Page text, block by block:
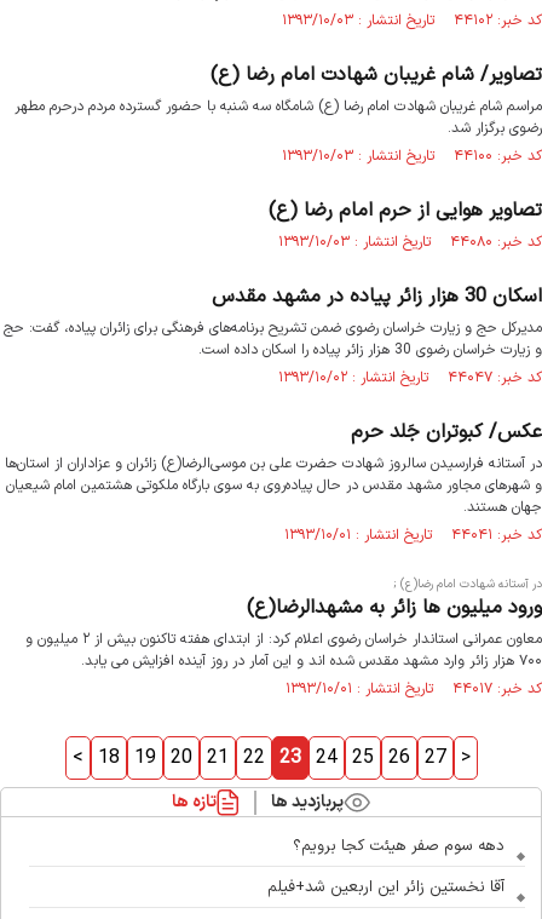
کد خبر: ۴۴۱۰۲ تاریخ انتشار : ۱۳۹۳/۱۰/۰۳
تصاویر/ شام غریبان شهادت امام رضا (ع)
مراسم شام غریبان شهادت امام رضا (ع) شامگاه سه شنبه با حضور گسترده مردم درحرم مطهر
رضوی برگزار شد.
کد خبر: ۴۴۱۰۰ تاریخ انتشار : ۱۳۹۳/۱۰/۰۳
تصاویر هوایی از حرم امام رضا (ع)
کد خبر: ۴۴۰۸۰ تاریخ انتشار : ۱۳۹۳/۱۰/۰۳
اسکان 30 هزار زائر پیاده در مشهد مقدس
مدیرکل حج و زیارت خراسان رضوی ضمن تشریح برنامه‌های فرهنگی برای زائران پیاده، گفت: حج
و زیارت خراسان رضوی 30 هزار زائر پیاده را اسکان داده است.
کد خبر: ۴۴۰۴۷ تاریخ انتشار : ۱۳۹۳/۱۰/۰۲
عکس/ کبوتران جَلد حرم
در آستانه فرارسیدن سالروز شهادت حضرت علی بن موسی‌الرضا(ع) زائران و عزاداران از استان‌ها
و شهرهای مجاور مشهد مقدس در حال پیاده‌روی به سوی بارگاه ملکوتی هشتمین امام شیعیان
جهان هستند.
کد خبر: ۴۴۰۴۱ تاریخ انتشار : ۱۳۹۳/۱۰/۰۱
در آستانه شهادت امام رضا(ع) ;
ورود میلیون ها زائر به مشهدالرضا(ع)
معاون عمرانی استاندار خراسان رضوی اعلام کرد: از ابتدای هفته تاکنون بیش از ۲ میلیون و
۷۰۰ هزار زائر وارد مشهد مقدس شده اند و این آمار در روز آینده افزایش می یابد.
کد خبر: ۴۴۰۱۷ تاریخ انتشار : ۱۳۹۳/۱۰/۰۱
< 18 19 20 21 22 23 24 25 26 27 >
پربازدید ها تازه ها
دهه سوم صفر هیئت کجا برویم؟
آقا نخستین زائر این اربعین شد+فیلم